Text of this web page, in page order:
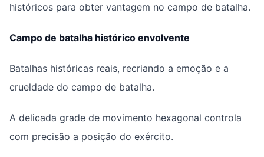
históricos para obter vantagem no campo de batalha.
Campo de batalha histórico envolvente
Batalhas históricas reais, recriando a emoção e a
crueldade do campo de batalha.
A delicada grade de movimento hexagonal controla
com precisão a posição do exército.